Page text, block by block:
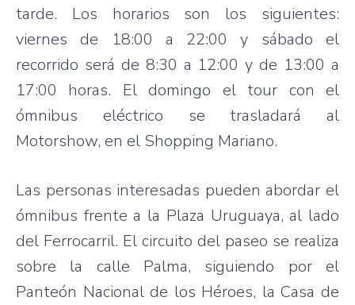
tarde. Los horarios son los siguientes:
viernes de 18:00 a 22:00 y sábado el
recorrido será de 8:30 a 12:00 y de 13:00 a
17:00 horas. El domingo el tour con el
ómnibus eléctrico se trasladará al
Motorshow, en el Shopping Mariano.
Las personas interesadas pueden abordar el
ómnibus frente a la Plaza Uruguaya, al lado
del Ferrocarril. El circuito del paseo se realiza
sobre la calle Palma, siguiendo por el
Panteón Nacional de los Héroes, la Casa de